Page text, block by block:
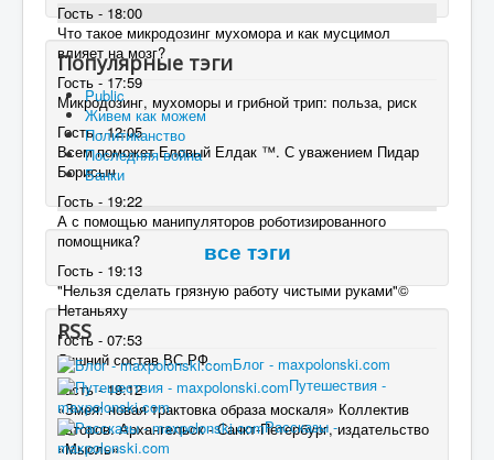
Гость - 18:00
Что такое микродозинг мухомора и как мусцимол
влияет на мозг?
Гость - 17:59
Микродозинг, мухоморы и грибной трип: польза, риск
Гость - 12:05
Всем поможет Еловый Елдак ™. С уважением Пидар
Борисыч
Гость - 19:22
А с помощью манипуляторов роботизированного
помощника?
Гость - 19:13
"Нельзя сделать грязную работу чистыми руками"©
Нетаньяху
Гость - 07:53
Лишний состав ВС РФ .
Гость - 19:12
«Змея: новая трактовка образа москаля» Коллектив
авторов. Архангельск - Санкт-Петербург, издательство
«Мысль»
Популярные тэги
Public
Живем как можем
Политиканство
Последняя война
Банки
все тэги
RSS
Блог - maxpolonski.com
Путешествия -
maxpolonski.com
Рассказы -
maxpolonski.com